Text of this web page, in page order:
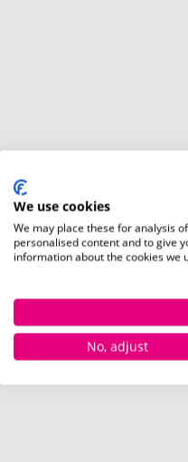
We use cookies
We may place these for analysis
personalised content and to give
information about the cookies we
No, adjust